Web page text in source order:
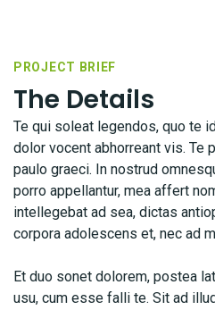
PROJECT BRIEF
The Details
Te qui soleat legendos, quo te
dolor vocent abhorreant vis. Te
paulo graeci. In nostrud
porro appellantur, mea affert
intellegebat ad sea, dictas
corpora adolescens et, nec ad
Et duo sonet dolorem, postea
usu, cum esse falli te. Sit ad